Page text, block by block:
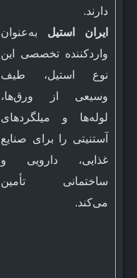
دارند.
ایران استیل به‌عنوان
واردکننده تخصصی این
نوع استیل، طیف
وسیعی از ورق‌ها،
لوله‌ها و میلگردهای
آستنیتی را برای صنایع
غذایی، دارویی و
ساختمانی تأمین
می‌کند.